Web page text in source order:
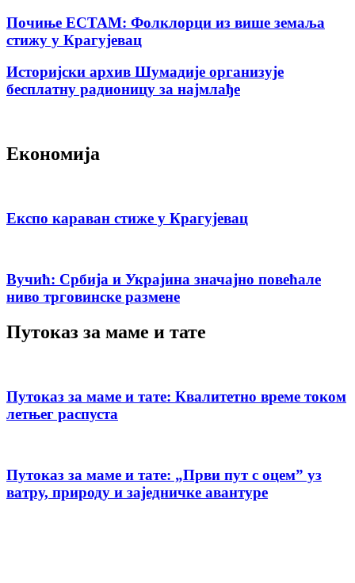
Почиње ЕСТАМ: Фолклорци из више земаља
стижу у Крагујевац
Историјски архив Шумадије организује
бесплатну радионицу за најмлађе
Економија
Експо караван стиже у Крагујевац
Вучић: Србија и Украјина значајно повећале
ниво трговинске размене
Путоказ за маме и тате
Путоказ за маме и тате: Квалитетно време током
летњег распуста
Путоказ за маме и тате: „Први пут с оцемˮ уз
ватру, природу и заједничке авантуре